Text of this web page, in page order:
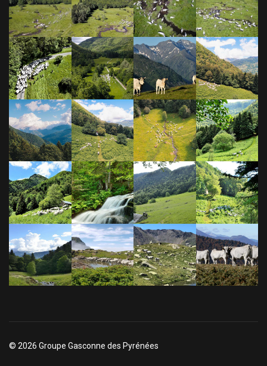
© 2026 Groupe Gasconne des Pyrénées